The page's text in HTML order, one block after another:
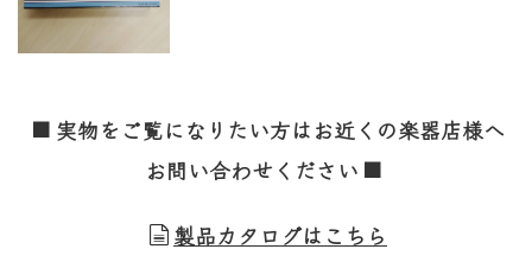
実物をご覧になりたい方はお近くの楽器店様へ
お問い合わせください
製品カタログはこちら